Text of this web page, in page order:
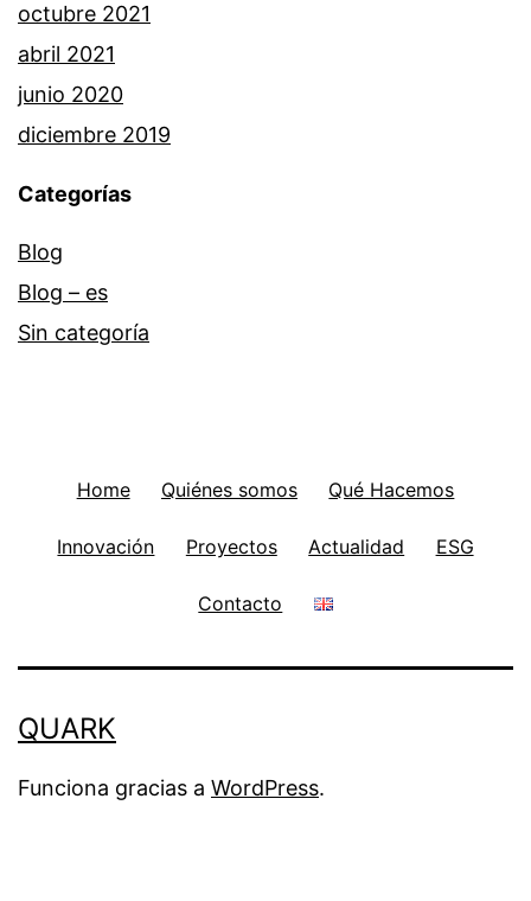
octubre 2021
abril 2021
junio 2020
diciembre 2019
Categorías
Blog
Blog – es
Sin categoría
Home Quiénes somos Qué Hacemos
Innovación Proyectos Actualidad ESG
Contacto
QUARK
Funciona gracias a WordPress.